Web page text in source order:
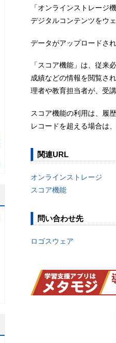
「オンラインストレージ
デジタルコンテンツをウ
データがアップロードさ
「スコア機能」は、従来
成績などの情報を閲覧さ
理者や教育担当者が、受
スコア機能の利用は、履
レコードを超える場合は
関連URL
オンラインストレージ
スコア機能
問い合わせ先
ロゴスウェア